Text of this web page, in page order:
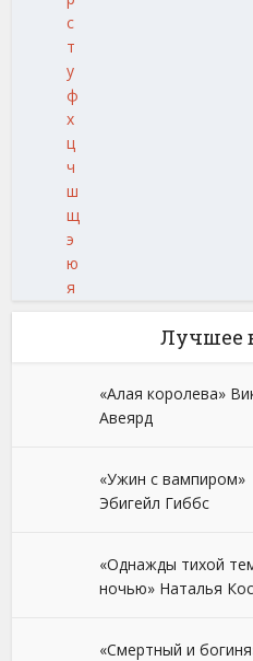
с
т
у
ф
х
ц
ч
ш
щ
э
ю
я
Лучшее
«Алая королева»
Авеярд
«Ужин с вампиром»
Эбигейл Гиббс
«Однажды тихой
ночью» Наталья
«Смертный и